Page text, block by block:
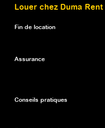
Louer chez Duma Rent
Fin de location
Assurance
Conseils pratiques